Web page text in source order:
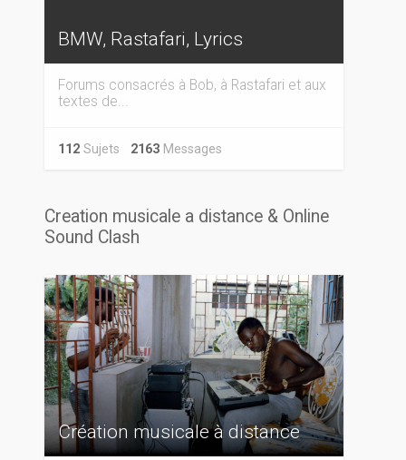
BMW, Rastafari, Lyrics
Forums consacrés à Bob, à Rastafari et aux
textes de...
112Sujets 2163Messages
Creation musicale a distance & Online
Sound Clash
Création musicale à distance